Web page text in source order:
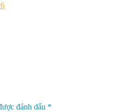
đánh dấu *